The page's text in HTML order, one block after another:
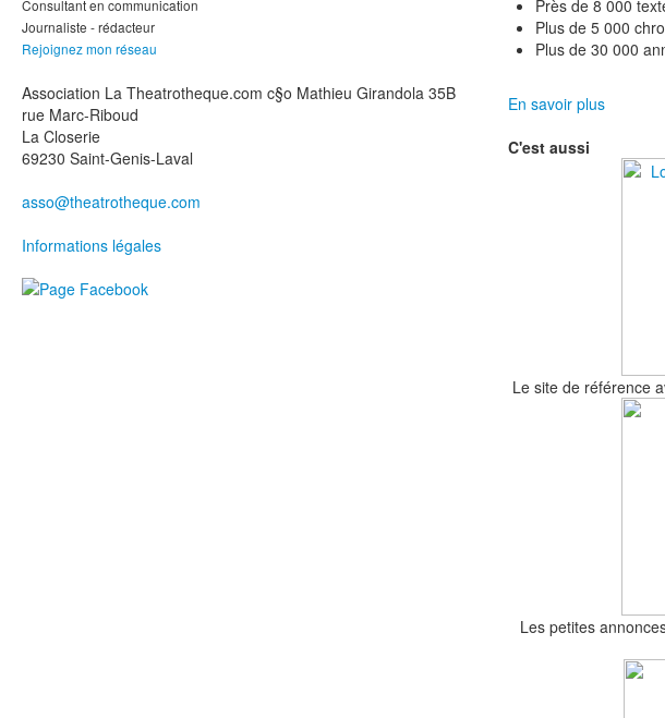
Consultant en communication
Journaliste - rédacteur
Rejoignez mon réseau
Association La Theatrotheque.com c§o Mathieu Girandola 35B
rue Marc-Riboud
La Closerie
69230 Saint-Genis-Laval
asso@theatrotheque.com
Informations légales
Près de 8 000
Plus de 5 000
Plus de 30 000
En savoir plus
C'est aussi
Le site de référence
Les petites